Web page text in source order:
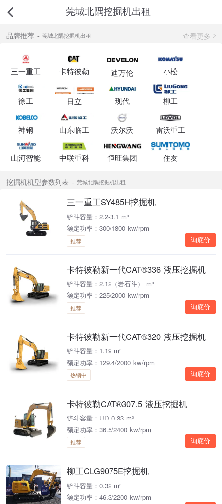
莞城北隅挖掘机出租
品牌推荐 莞城北隅挖掘机出租 查看更多
三一重工 卡特彼勒 迪万伦 小松
徐工 日立 现代 柳工
神钢 山东临工 沃尔沃 雷沃重工
山河智能 中联重科 恒旺集团 住友
挖掘机机型参数列表 莞城北隅挖掘机出租
三一重工SY485H挖掘机
铲斗容量：2.2-3.1 m³
额定功率：300/1800 kw/rpm
推荐 询底价
卡特彼勒新一代CAT®336 液压挖掘机
铲斗容量：2.12（岩石斗） m³
额定功率：225/2000 kw/rpm
推荐 询底价
卡特彼勒新一代CAT®320 液压挖掘机
铲斗容量：1.19 m³
额定功率：129.4/2000 kw/rpm
热销中 询底价
卡特彼勒CAT®307.5 液压挖掘机
铲斗容量：UD 0.33 m³
额定功率：36.5/2400 kw/rpm
推荐 询底价
柳工CLG9075E挖掘机
铲斗容量：0.32 m³
额定功率：46.3/2200 kw/rpm